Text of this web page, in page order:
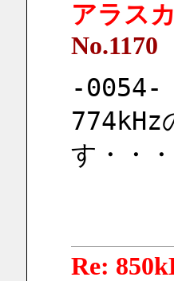
アラス
No.1170
-0054-
774kHz
す・・・
Re: